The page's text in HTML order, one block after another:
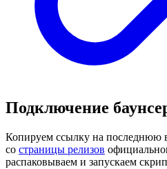
Подключение
Копируем ссылку на последнюю
со страницы релизов
распаковываем и запускаем